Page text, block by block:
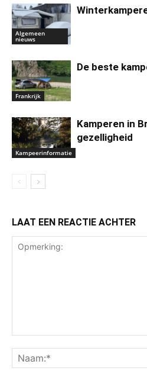
Algemeen
nieuws
Frankrijk
De beste
Kampeerinformatie
Kamperen in
gezelligheid
LAAT EEN REACTIE ACHTER